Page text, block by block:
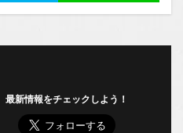
最新情報をチェックしよう！